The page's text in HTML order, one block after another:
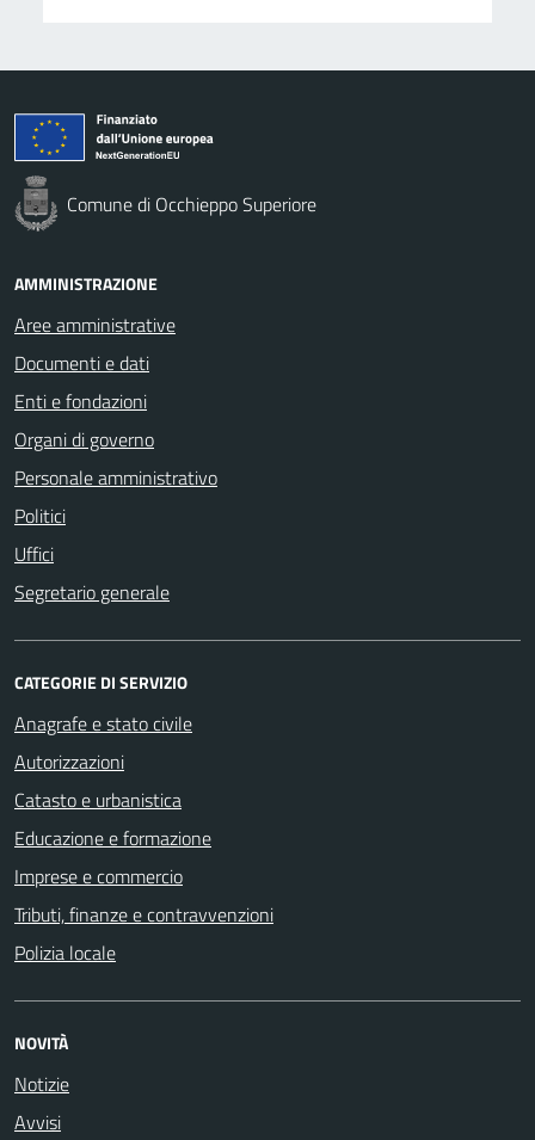
Comune di Occhieppo Superiore
AMMINISTRAZIONE
Aree amministrative
Documenti e dati
Enti e fondazioni
Organi di governo
Personale amministrativo
Politici
Uffici
Segretario generale
CATEGORIE DI SERVIZIO
Anagrafe e stato civile
Autorizzazioni
Catasto e urbanistica
Educazione e formazione
Imprese e commercio
Tributi, finanze e contravvenzioni
Polizia locale
NOVITÀ
Notizie
Avvisi